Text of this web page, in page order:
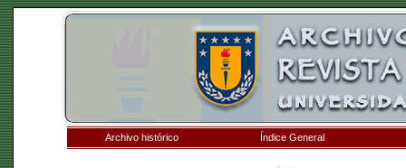
Archivo histórico Índice General